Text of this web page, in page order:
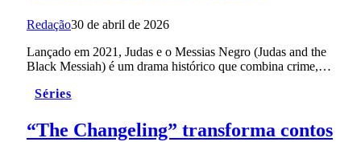
Redação30 de abril de 2026
Lançado em 2021, Judas e o Messias Negro (Judas and the
Black Messiah) é um drama histórico que combina crime,…
Séries
“The Changeling” transforma contos